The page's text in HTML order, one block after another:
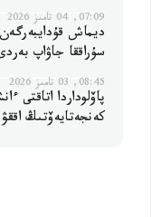
07:09, 04 تامىز 2026
ديماش
سۇراققا جاۋاپ
08:45, 03 تامىز 2026
پاۆلوداردا اتاقتى
كەنجەتايەۆتىڭ